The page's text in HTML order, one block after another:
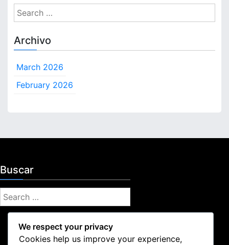
S
e
a
r
h
Archivo
March 2026
February 2026
Buscar
S
e
We respect your privacy
Cookies help us improve your experience,